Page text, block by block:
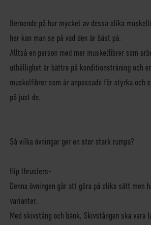
Beroende på hur mycket av dessa olika
har kan man se på vad den är bäst på.
Alltså en person med mer muskelfibrer som
uthållighet är bättre på konditionsträning och
muskelfibrer som är anpassade för styrka och
på just de.
Så vilka övningar ger en stor stark rumpa?
Hip thrusters-
Denna övningen går att göra på olika sätt men
varianter.
Med skivstång och bänk, Skivstången ska vara